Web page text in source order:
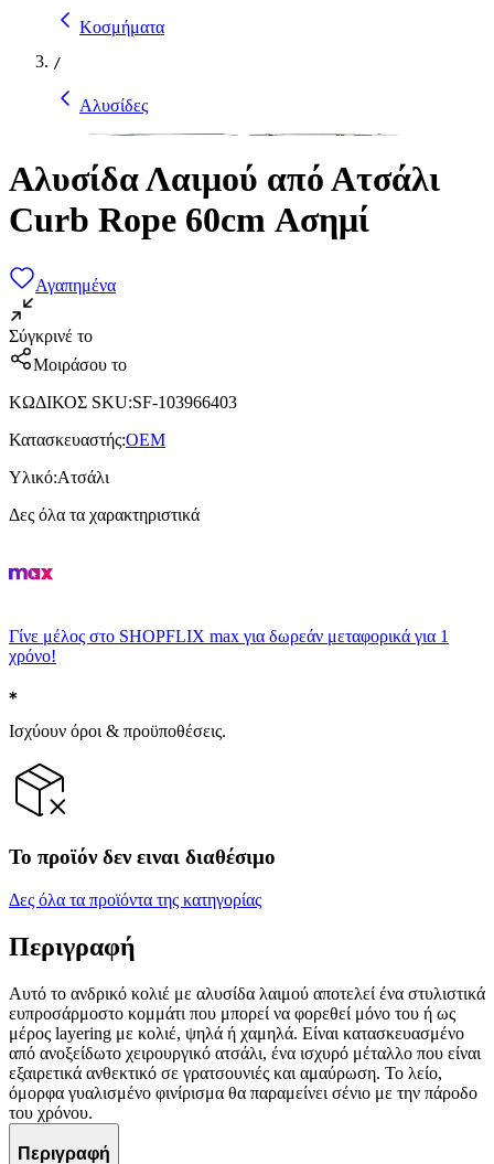
Κοσμήματα
/
Αλυσίδες
Αλυσίδα Λαιμού από Ατσάλι
Curb Rope 60cm Ασημί
Αγαπημένα
Σύγκρινέ το
Μοιράσου το
ΚΩΔΙΚΟΣ SKU:SF-103966403
Κατασκευαστής:OEM
Υλικό:Ατσάλι
Δες όλα τα χαρακτηριστικά
Γίνε μέλος στο SHOPFLIX max για δωρεάν μεταφορικά για 1
χρόνο!
Ισχύουν όροι & προϋποθέσεις.
Το προϊόν δεν ειναι διαθέσιμο
Δες όλα τα προϊόντα της κατηγορίας
Περιγραφή
Αυτό το ανδρικό κολιέ με αλυσίδα λαιμού αποτελεί ένα στυλιστικά
ευπροσάρμοστο κομμάτι που μπορεί να φορεθεί μόνο του ή ως
μέρος layering με κολιέ, ψηλά ή χαμηλά. Είναι κατασκευασμένο
από ανοξείδωτο χειρουργικό ατσάλι, ένα ισχυρό μέταλλο που είναι
εξαιρετικά ανθεκτικό σε γρατσουνιές και αμαύρωση. Το λείο,
όμορφα γυαλισμένο φινίρισμα θα παραμείνει σένιο με την πάροδο
του χρόνου.
Περιγραφή